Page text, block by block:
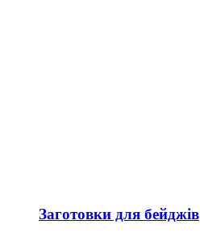
Заготовки для бейджів